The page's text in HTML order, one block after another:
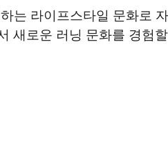
라이프스타일 문화로
새로운 러닝 문화를 경험